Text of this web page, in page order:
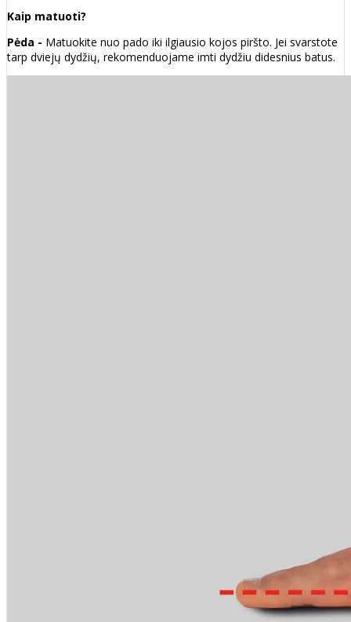
Kaip matuoti?
Pėda - Matuokite nuo pado iki ilgiausio kojos piršto. Jei svarstote
tarp dviejų dydžių, rekomenduojame imti dydžiu didesnius batus.